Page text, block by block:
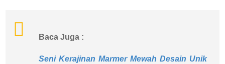
Baca Juga :
Seni Kerajinan Marmer Mewah Desain Unik